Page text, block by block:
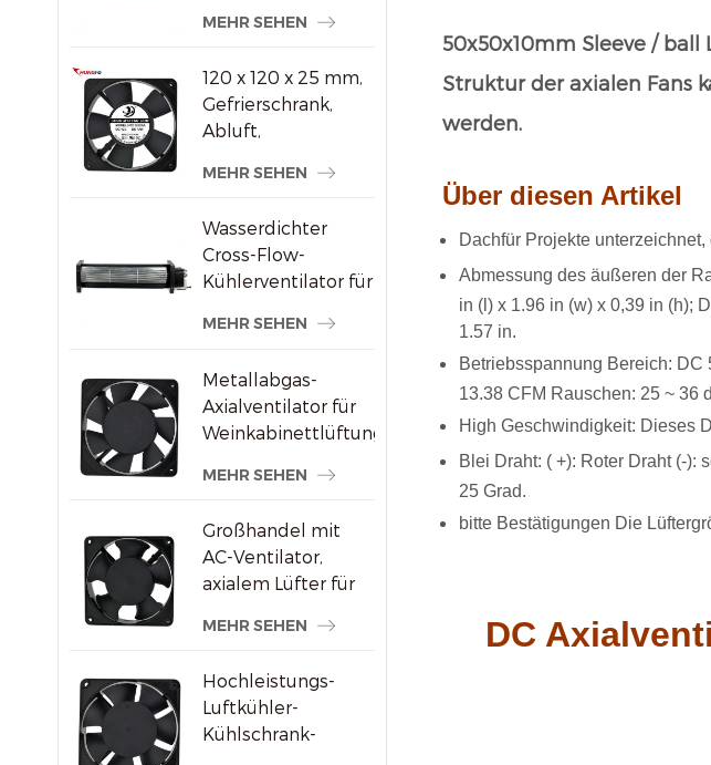
aus Kunststoff
MEHR SEHEN
120 x 120 x 25 mm,
Gefrierschrank,
Abluft,
Axialventilator
MEHR SEHEN
Wasserdichter
Cross-Flow-
Kühlerventilator für
MEHR SEHEN
Metallabgas-
Axialventilator für
Weinkabinettlüftung
MEHR SEHEN
Großhandel mit
AC-Ventilator,
axialem Lüfter für
MEHR SEHEN
Hochleistungs-
Luftkühler-
Kühlschrank-
50x50x10mm Sleeve /
Struktur der axialen Fans
werden.
Über diesen Artikel
Dachfür Projekte
Abmessung des äußeren der
in (l) x 1.96 in (w) x 0,39 in (h);
1.57 in.
Betriebsspannung Bereich: DC
13.38 CFM Rauschen: 25 ~ 36
High Geschwindigkeit: Dieses
Blei Draht: ( +): Roter Draht (-):
25 Grad.
bitte Bestätigungen Die
DC